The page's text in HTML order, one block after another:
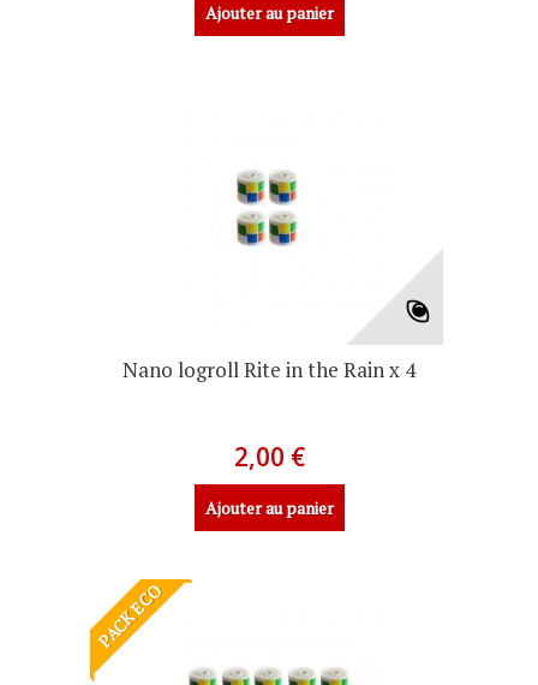
Ajouter au panier
Nano logroll Rite in the Rain x 4
2,00 €
Ajouter au panier
PACK ECO